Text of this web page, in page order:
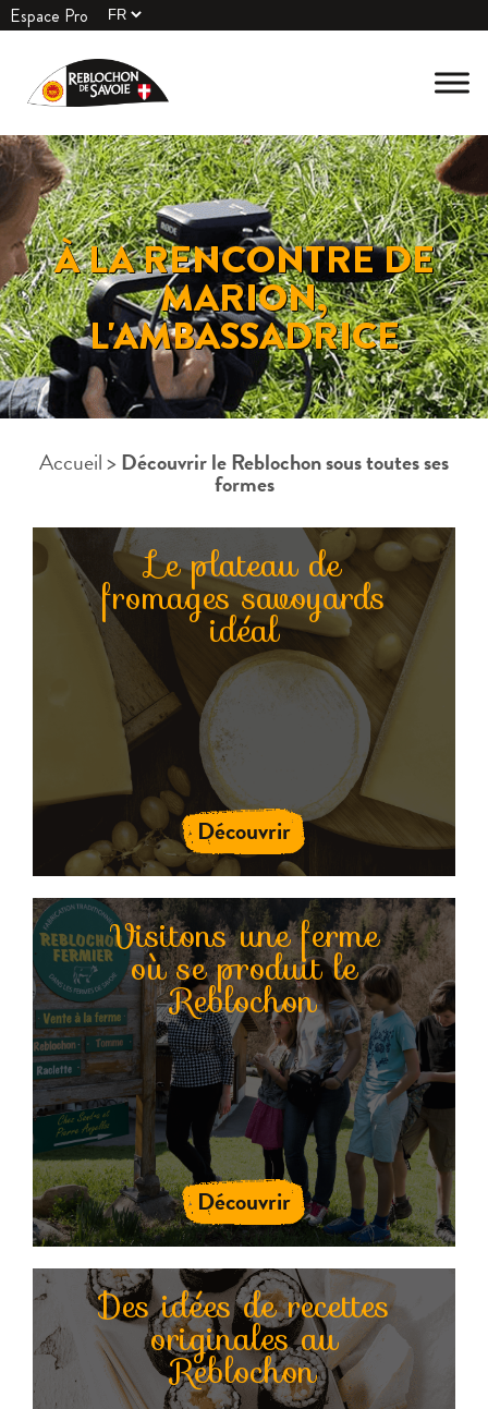
Espace Pro
À LA RENCONTRE DE
MARION,
L'AMBASSADRICE
Accueil>Découvrir le Reblochon sous toutes ses
formes
Le plateau de
fromages savoyards
idéal
Découvrir
Visitons une ferme
où se produit le
Reblochon
Découvrir
Des idées de recettes
originales au
Reblochon